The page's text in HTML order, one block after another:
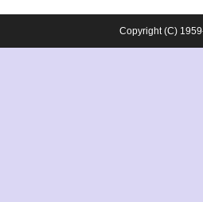
Copyright (C)